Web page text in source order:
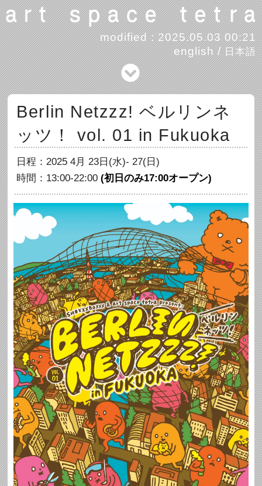
modified : 2025.05.03 00:21
english/日本語
Berlin Netzzz! ベルリンネ
ッツ！ vol. 01 in Fukuoka
日程：2025 4月 23日(水)- 27(日)
時間：13:00-22:00 (初日のみ17:00オープン)